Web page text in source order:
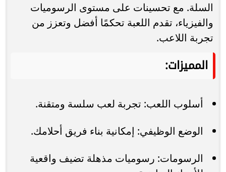
السلة. مع تحسينات على مستوى الرسوميات
والفيزياء، تقدم اللعبة تحكمًا أفضل وتعزز من
تجربة اللاعب.
المميزات:
أسلوب اللعب: تجربة لعب سلسة ومتقنة.
الوضع الوظيفي: إمكانية بناء فريق أحلامك.
الرسومات: رسوميات مذهلة تضيف واقعية